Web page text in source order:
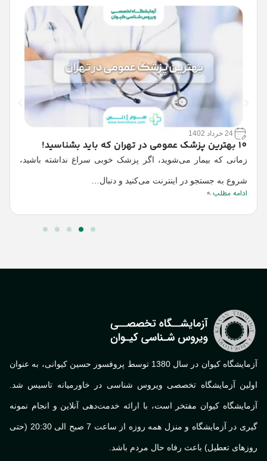
24 خرداد 1402
زمانی که بیمار می‌شوید، اگر پزشک خوبی سراغ نداشته باشید،
شروع به جستجو در اینترنت می‌کنید و دنبال…
ادامه مطلب
آزمایشگاه کیوان در سال 1380 توسط پروفسور حسین کیوانی، به عنوان
آزمایشگاه تخصصی ویروس شناسی در خاورمیانه تاسیس شد.
کیوان مفتخر است، با ارائه خدمت‌دهی آنلاین و انجام نمونه
گیری در آزمایشگاه و منزل همه روزه از ساعت 7 صبح الی 20:30 (حتی
تعطیل) باعث رفاه حال مردم باشد.